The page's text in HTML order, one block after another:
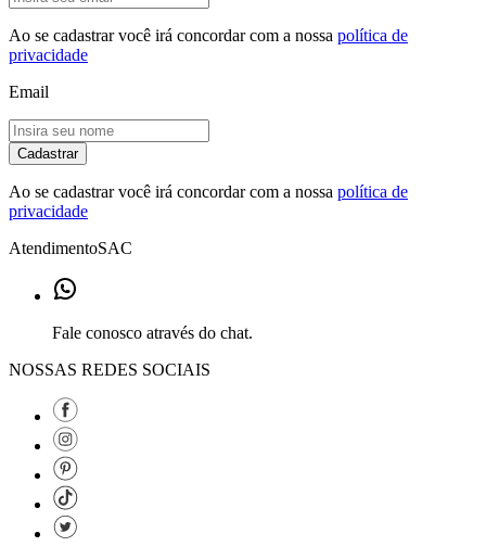
Ao se cadastrar você irá concordar com a nossa política de
privacidade
Email
Cadastrar
Ao se cadastrar você irá concordar com a nossa política de
privacidade
AtendimentoSAC
Fale conosco através do chat.
NOSSAS REDES SOCIAIS